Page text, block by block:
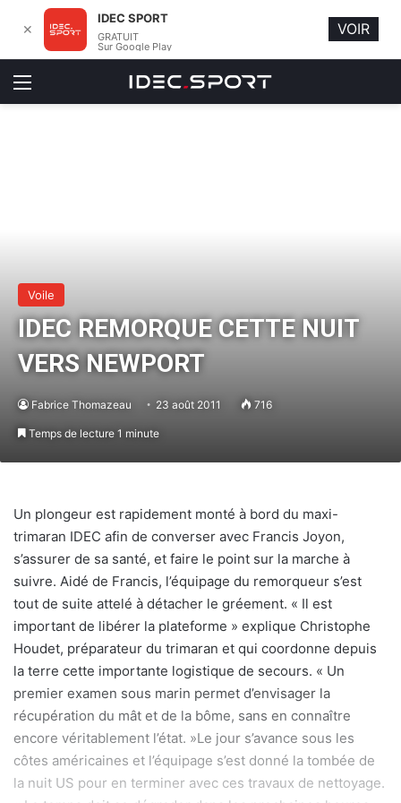
Menu
Voile
IDEC REMORQUE CETTE NUIT
VERS NEWPORT
Fabrice Thomazeau 23 août 2011 716
Temps de lecture 1 minute
Un plongeur est rapidement monté à bord du maxi-
trimaran IDEC afin de converser avec Francis Joyon,
s’assurer de sa santé, et faire le point sur la marche à
suivre. Aidé de Francis, l’équipage du remorqueur s’est
tout de suite attelé à détacher le gréement. « Il est
important de libérer la plateforme » explique Christophe
Houdet, préparateur du trimaran et qui coordonne depuis
la terre cette importante logistique de secours. « Un
premier examen sous marin permet d’envisager la
récupération du mât et de la bôme, sans en connaître
encore véritablement l’état. »Le jour s’avance sous les
côtes américaines et l’équipage s’est donné la tombée de
la nuit US pour en terminer avec ces travaux de nettoyage.
✕
IDEC SPORT
GRATUIT
Sur Google Play
VOIR